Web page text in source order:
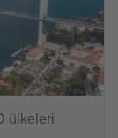
ülkeleri